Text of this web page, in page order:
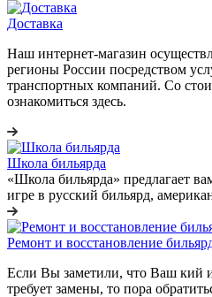
Доставка
Наш интернет-магазин
регионы России посредством
транспортных компаний. Со
ознакомиться здесь.
Школа бильярда
«Школа бильярда» предлагает
игре в русский бильярд,
Ремонт и восстановление
Если Вы заметили, что Ваш кий
требует замены, то пора